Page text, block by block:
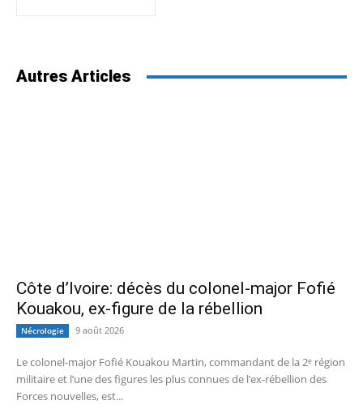
Autres Articles
Côte d’Ivoire: décès du colonel-major Fofié
Kouakou, ex-figure de la rébellion
Nécrologie 9 août 2026
Le colonel-major Fofié Kouakou Martin, commandant de la 2ᵉ région
militaire et l’une des figures les plus connues de l’ex‑rébellion des
Forces nouvelles, est...